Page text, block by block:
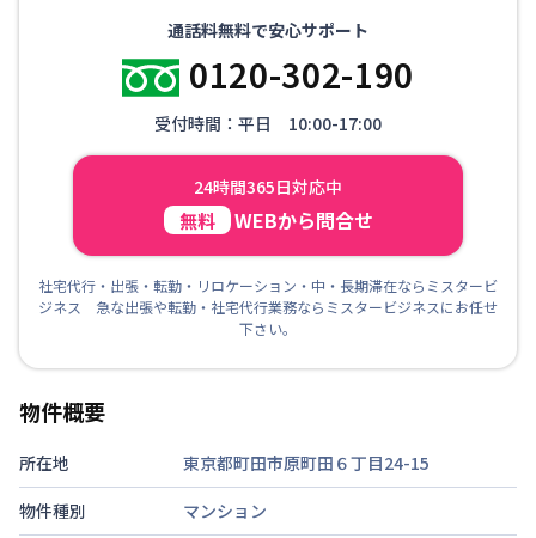
通話料無料で安心サポート
0120-302-190
受付時間：平日 10:00-17:00
24時間365日対応中
無料 WEBから問合せ
社宅代行・出張・転勤・リロケーション・中・長期滞在ならミスタービ
ジネス 急な出張や転勤・社宅代行業務ならミスタービジネスにお任せ
下さい。
物件概要
所在地
東京都町田市原町田６丁目24-15
物件種別
マンション